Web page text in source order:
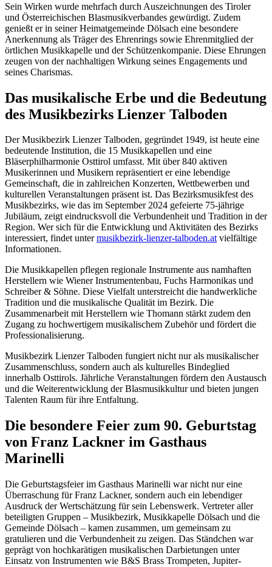
Sein Wirken wurde mehrfach durch Auszeichnungen des Tiroler
und Österreichischen Blasmusikverbandes gewürdigt. Zudem
genießt er in seiner Heimatgemeinde Dölsach eine besondere
Anerkennung als Träger des Ehrenrings sowie Ehrenmitglied der
örtlichen Musikkapelle und der Schützenkompanie. Diese Ehrungen
zeugen von der nachhaltigen Wirkung seines Engagements und
seines Charismas.
Das musikalische Erbe und die Bedeutung
des Musikbezirks Lienzer Talboden
Der Musikbezirk Lienzer Talboden, gegründet 1949, ist heute eine
bedeutende Institution, die 15 Musikkapellen und eine
Bläserphilharmonie Osttirol umfasst. Mit über 840 aktiven
Musikerinnen und Musikern repräsentiert er eine lebendige
Gemeinschaft, die in zahlreichen Konzerten, Wettbewerben und
kulturellen Veranstaltungen präsent ist. Das Bezirksmusikfest des
Musikbezirks, wie das im September 2024 gefeierte 75-jährige
Jubiläum, zeigt eindrucksvoll die Verbundenheit und Tradition in der
Region. Wer sich für die Entwicklung und Aktivitäten des Bezirks
interessiert, findet untermusikbezirk-lienzer-talboden.atvielfältige
Informationen.
Die Musikkapellen pflegen regionale Instrumente aus namhaften
Herstellern wie Wiener Instrumentenbau, Fuchs Harmonikas und
Schreiber & Söhne. Diese Vielfalt unterstreicht die handwerkliche
Tradition und die musikalische Qualität im Bezirk. Die
Zusammenarbeit mit Herstellern wie Thomann stärkt zudem den
Zugang zu hochwertigem musikalischem Zubehör und fördert die
Professionalisierung.
Musikbezirk Lienzer Talboden fungiert nicht nur als musikalischer
Zusammenschluss, sondern auch als kulturelles Bindeglied
innerhalb Osttirols. Jährliche Veranstaltungen fördern den Austausch
und die Weiterentwicklung der Blasmusikkultur und bieten jungen
Talenten Raum für ihre Entfaltung.
Die besondere Feier zum 90. Geburtstag
von Franz Lackner im Gasthaus
Marinelli
Die Geburtstagsfeier im Gasthaus Marinelli war nicht nur eine
Überraschung für Franz Lackner, sondern auch ein lebendiger
Ausdruck der Wertschätzung für sein Lebenswerk. Vertreter aller
beteiligten Gruppen – Musikbezirk, Musikkapelle Dölsach und die
Gemeinde Dölsach – kamen zusammen, um gemeinsam zu
gratulieren und die Verbundenheit zu zeigen. Das Ständchen war
geprägt von hochkarätigen musikalischen Darbietungen unter
Einsatz von Instrumenten wie B&S Brass Trompeten, Jupiter-